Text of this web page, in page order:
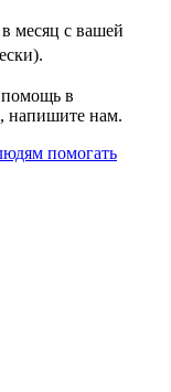
месяц с вашей
в
напишите нам.
помогать